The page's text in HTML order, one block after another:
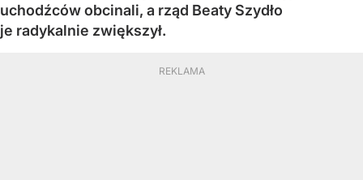
uchodźców obcinali, a rząd Beaty Szydło
je radykalnie zwiększył.